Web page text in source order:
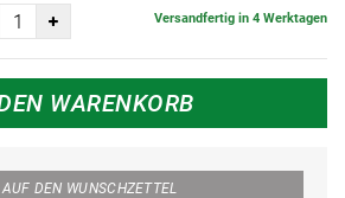
Versandfertig in 4 Werktagen
WARENKORB
AUF DEN WUNSCHZETTEL